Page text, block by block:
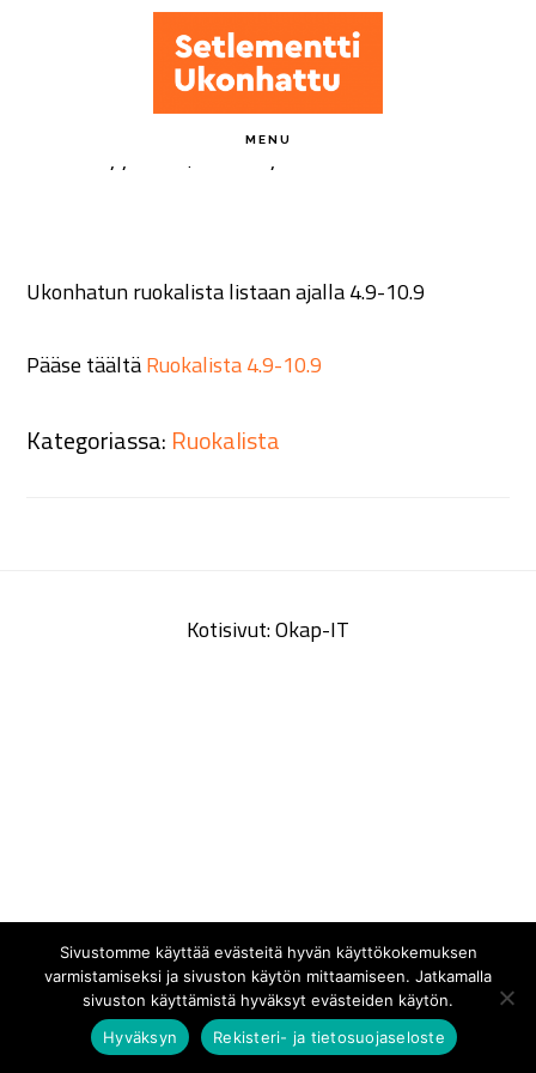
MENU
Ruokalista 4.9-10.9
3 syyskuun, 2023byukonhattu-admin
Ukonhatun ruokalista listaan ajalla 4.9-10.9
Pääse täältäRuokalista 4.9-10.9
Kategoriassa: Ruokalista
Kotisivut: Okap-IT
Sivustomme käyttää evästeitä hyvän käyttökokemuksen
varmistamiseksi ja sivuston käytön mittaamiseen. Jatkamalla
sivuston käyttämistä hyväksyt evästeiden käytön.
Hyväksyn
Rekisteri- ja tietosuojaseloste